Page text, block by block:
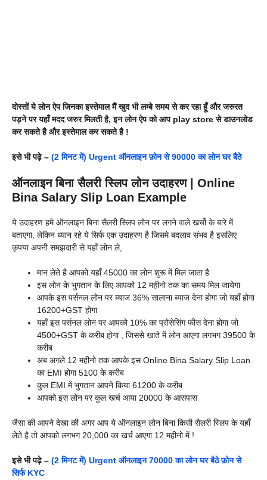
दोस्तों ये लोन ऐप जिनका इस्तेमाल मैं खुद भी लम्बे समय से कर रहा हूँ और जरुरत
पड़ने पर यहाँ मदद जरुर मिलती है, इन लोन ऐप को आप play store से डाउनलोड
कर सकते है और इस्तेमाल कर सकते है !
इसे भी पढ़े – (2 मिनट में) Urgent ऑनलाइन फ़ोन से 90000 का लोन घर बैठे
ऑनलाइन बिना सैलरी स्लिप लोन उदाहरण | Online
Bina Salary Slip Loan Example
ये उदाहरण हमे ऑनलाइन बिना सैलरी स्लिप लोन पर लगने वाले खर्चो के बारे में
बताएगा, लेकिन ध्यान रहे ये सिर्फ एक उदाहरण है जिसमे बदलाव संभव है इसलिए
कृपया अपनी समझदारी से यहाँ लोन ले,
मान लेते है आपको यहाँ 45000 का लोन शुरू में मिल जाता है
इस लोन के भुगतान के लिए आपको 12 महीनो तक का समय मिल जायेगा
आपके इस पर्सनल लोन पर ब्याज 36% सालाना ब्याज देना होगा जो यहाँ होगा
16200+GST होगा
यहाँ इस पर्सनल लोन पर आपको 10% का प्रोसेसिंग फीस देना होगा जो
4500+GST के करीब होगा , जिससे खाते में लोन आएगा लगभग 39500 के
करीब
अब अगले 12 महीनो तक आपके इस Online Bina Salary Slip Loan
का EMI होगा 5100 के करीब
कुल EMI में भुगतान आपने किया 61200 के करीब
आपको इस लोन पर कुल खर्च आया 20000 के आसपास
जैसा की आपने देखा की अगर आप ये ऑनलाइन लोन बिना किसी सैलरी स्लिप के यहाँ
लेते है तो आपको लगभग 20,000 का खर्च आएगा 12 महीनो में !
इसे भी पढ़े – (2 मिनट में) Urgent ऑनलाइन 70000 का लोन घर बैठे फ़ोन से
सिर्फ KYC